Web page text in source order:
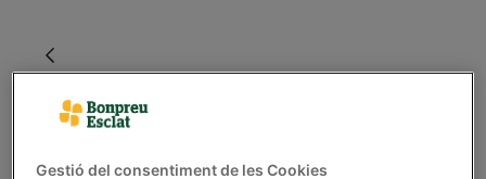
Gestió del consentiment de les Cookies